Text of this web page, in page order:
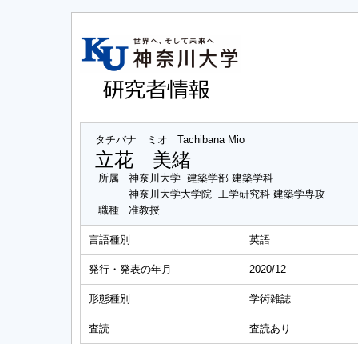
タチバナ ミオ Tachibana Mio
立花 美緒
所属
神奈川大学 建築学部 建築学科
神奈川大学大学院 工学研究科 建築学専攻
職種
准教授
言語種別 英語
発行・発表の年月 2020/12
形態種別 学術雑誌
査読 査読あり